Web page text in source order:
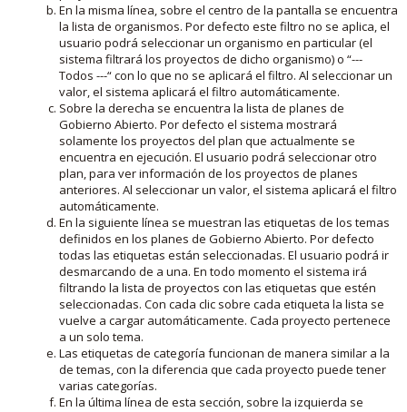
En la misma línea, sobre el centro de la pantalla se encuentra
la lista de organismos. Por defecto este filtro no se aplica, el
usuario podrá seleccionar un organismo en particular (el
sistema filtrará los proyectos de dicho organismo) o “---
Todos ---“ con lo que no se aplicará el filtro. Al seleccionar un
valor, el sistema aplicará el filtro automáticamente.
Sobre la derecha se encuentra la lista de planes de
Gobierno Abierto. Por defecto el sistema mostrará
solamente los proyectos del plan que actualmente se
encuentra en ejecución. El usuario podrá seleccionar otro
plan, para ver información de los proyectos de planes
anteriores. Al seleccionar un valor, el sistema aplicará el filtro
automáticamente.
En la siguiente línea se muestran las etiquetas de los temas
definidos en los planes de Gobierno Abierto. Por defecto
todas las etiquetas están seleccionadas. El usuario podrá ir
desmarcando de a una. En todo momento el sistema irá
filtrando la lista de proyectos con las etiquetas que estén
seleccionadas. Con cada clic sobre cada etiqueta la lista se
vuelve a cargar automáticamente. Cada proyecto pertenece
a un solo tema.
Las etiquetas de categoría funcionan de manera similar a la
de temas, con la diferencia que cada proyecto puede tener
varias categorías.
En la última línea de esta sección, sobre la izquierda se